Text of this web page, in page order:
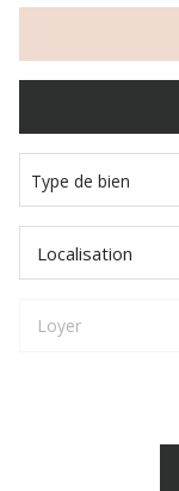
Type de bien
Localisation
Loyer